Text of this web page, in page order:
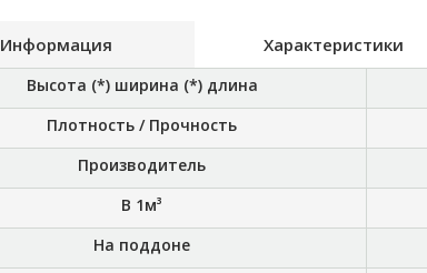
Информация Характеристики
Высота (*) ширина (*) длина
Плотность / Прочность
Производитель
В 1м³
На поддоне